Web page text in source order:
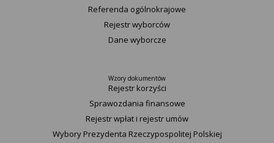
Referenda ogólnokrajowe
Rejestr wyborców
Dane wyborcze
Wzory dokumentów
Rejestr korzyści
Sprawozdania finansowe
Rejestr wpłat i rejestr umów
Wybory Prezydenta Rzeczypospolitej Polskiej